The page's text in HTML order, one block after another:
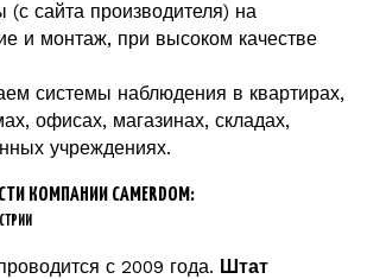
(с сайта производителя) на
и монтаж, при высоком качестве
системы наблюдения в квартирах,
офисах, магазинах, складах,
учреждениях.
КОМПАНИИ CAMERDOM:
с 2009 года. Штат